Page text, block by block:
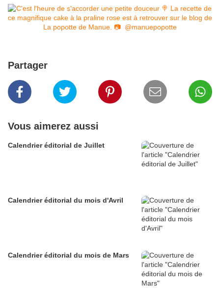
Partager
Vous aimerez aussi
Calendrier éditorial de Juillet
Calendrier éditorial du mois d'Avril
Calendrier éditorial du mois de Mars